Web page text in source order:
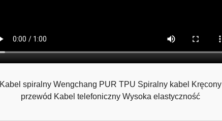
Kabel spiralny Wengchang PUR TPU Spiralny kabel Kręcony
przewód Kabel telefoniczny Wysoka elastyczność